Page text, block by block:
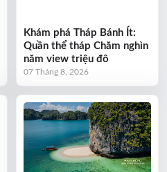
Khám phá Tháp Bánh Ít:
Quần thể tháp Chăm nghìn
năm view triệu đô
07 Tháng 8, 2026